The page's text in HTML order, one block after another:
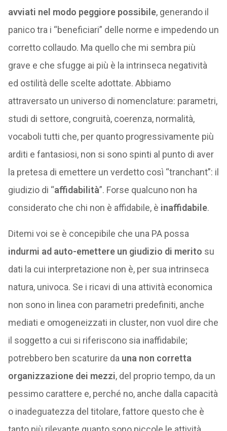
avviati nel modo peggiore possibile, generando il
panico tra i “beneficiari” delle norme e impedendo un
corretto collaudo. Ma quello che mi sembra più
grave e che sfugge ai più è la intrinseca negatività
ed ostilità delle scelte adottate. Abbiamo
attraversato un universo di nomenclature: parametri,
studi di settore, congruità, coerenza, normalità,
vocaboli tutti che, per quanto progressivamente più
arditi e fantasiosi, non si sono spinti al punto di aver
la pretesa di emettere un verdetto così “tranchant”: il
giudizio di “affidabilità”. Forse qualcuno non ha
considerato che chi non è affidabile, è inaffidabile.
Ditemi voi se è concepibile che una PA possa
indurmi ad auto-emettere un giudizio di merito su
dati la cui interpretazione non è, per sua intrinseca
natura, univoca. Se i ricavi di una attività economica
non sono in linea con parametri predefiniti, anche
mediati e omogeneizzati in cluster, non vuol dire che
il soggetto a cui si riferiscono sia inaffidabile;
potrebbero ben scaturire da una non corretta
organizzazione dei mezzi, del proprio tempo, da un
pessimo carattere e, perché no, anche dalla capacità
o inadeguatezza del titolare, fattore questo che è